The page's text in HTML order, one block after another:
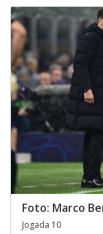
Foto: Marco
Jogada 10